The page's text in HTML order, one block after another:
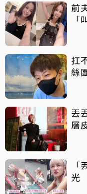
前
扛
絲
丟丟妹
層
光